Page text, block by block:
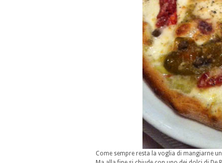
Come sempre resta la voglia di mangiarne